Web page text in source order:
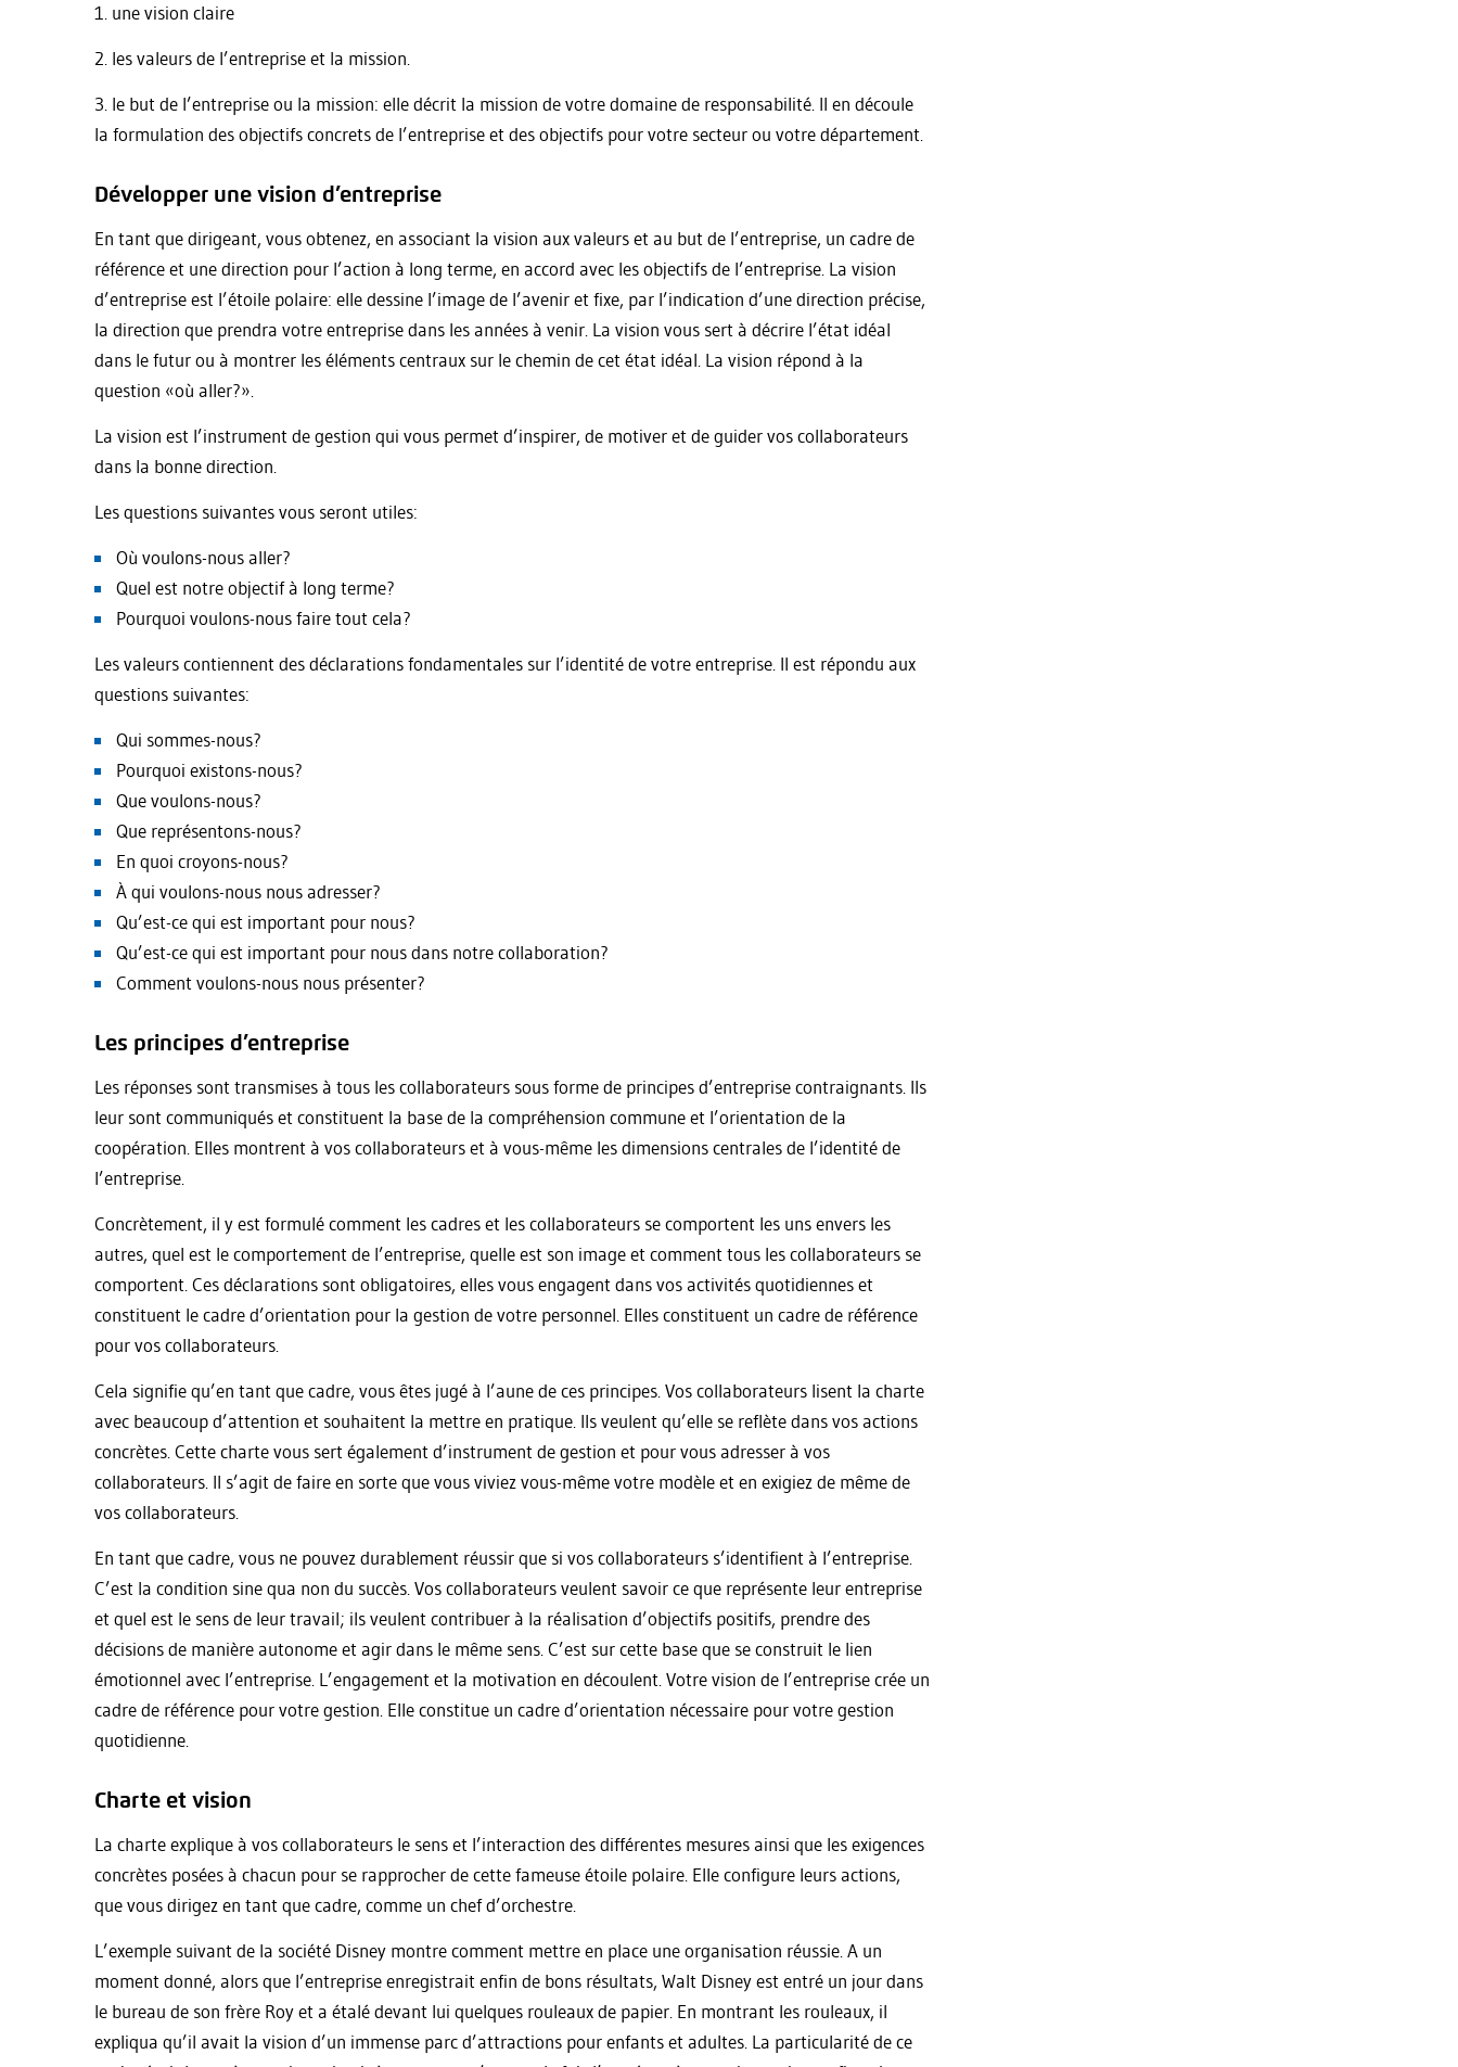
1. une vision claire
2. les valeurs de l’entreprise et la mission.
3. le but de l’entreprise ou la mission: elle décrit la mission de votre domaine de responsabilité. Il en découle
la formulation des objectifs concrets de l’entreprise et des objectifs pour votre secteur ou votre département.
Développer une vision d’entreprise
En tant que dirigeant, vous obtenez, en associant la vision aux valeurs et au but de l’entreprise, un cadre de
référence et une direction pour l’action à long terme, en accord avec les objectifs de l’entreprise. La vision
d’entreprise est l’étoile polaire: elle dessine l’image de l’avenir et fixe, par l’indication d’une direction précise,
la direction que prendra votre entreprise dans les années à venir. La vision vous sert à décrire l’état idéal
dans le futur ou à montrer les éléments centraux sur le chemin de cet état idéal. La vision répond à la
question «où aller?».
La vision est l’instrument de gestion qui vous permet d’inspirer, de motiver et de guider vos collaborateurs
dans la bonne direction.
Les questions suivantes vous seront utiles:
Où voulons-nous aller?
Quel est notre objectif à long terme?
Pourquoi voulons-nous faire tout cela?
Les valeurs contiennent des déclarations fondamentales sur l’identité de votre entreprise. Il est répondu aux
questions suivantes:
Qui sommes-nous?
Pourquoi existons-nous?
Que voulons-nous?
Que représentons-nous?
En quoi croyons-nous?
À qui voulons-nous nous adresser?
Qu’est-ce qui est important pour nous?
Qu’est-ce qui est important pour nous dans notre collaboration?
Comment voulons-nous nous présenter?
Les principes d’entreprise
Les réponses sont transmises à tous les collaborateurs sous forme de principes d’entreprise contraignants. Ils
leur sont communiqués et constituent la base de la compréhension commune et l’orientation de la
coopération. Elles montrent à vos collaborateurs et à vous-même les dimensions centrales de l’identité de
l’entreprise.
Concrètement, il y est formulé comment les cadres et les collaborateurs se comportent les uns envers les
autres, quel est le comportement de l’entreprise, quelle est son image et comment tous les collaborateurs se
comportent. Ces déclarations sont obligatoires, elles vous engagent dans vos activités quotidiennes et
constituent le cadre d’orientation pour la gestion de votre personnel. Elles constituent un cadre de référence
pour vos collaborateurs.
Cela signifie qu’en tant que cadre, vous êtes jugé à l’aune de ces principes. Vos collaborateurs lisent la charte
avec beaucoup d’attention et souhaitent la mettre en pratique. Ils veulent qu’elle se reflète dans vos actions
concrètes. Cette charte vous sert également d’instrument de gestion et pour vous adresser à vos
collaborateurs. Il s’agit de faire en sorte que vous viviez vous-même votre modèle et en exigiez de même de
vos collaborateurs.
En tant que cadre, vous ne pouvez durablement réussir que si vos collaborateurs s’identifient à l’entreprise.
C’est la condition sine qua non du succès. Vos collaborateurs veulent savoir ce que représente leur entreprise
et quel est le sens de leur travail; ils veulent contribuer à la réalisation d’objectifs positifs, prendre des
décisions de manière autonome et agir dans le même sens. C’est sur cette base que se construit le lien
émotionnel avec l’entreprise. L’engagement et la motivation en découlent. Votre vision de l’entreprise crée un
cadre de référence pour votre gestion. Elle constitue un cadre d’orientation nécessaire pour votre gestion
quotidienne.
Charte et vision
La charte explique à vos collaborateurs le sens et l’interaction des différentes mesures ainsi que les exigences
concrètes posées à chacun pour se rapprocher de cette fameuse étoile polaire. Elle configure leurs actions,
que vous dirigez en tant que cadre, comme un chef d’orchestre.
L’exemple suivant de la société Disney montre comment mettre en place une organisation réussie. A un
moment donné, alors que l’entreprise enregistrait enfin de bons résultats, Walt Disney est entré un jour dans
le bureau de son frère Roy et a étalé devant lui quelques rouleaux de papier. En montrant les rouleaux, il
expliqua qu’il avait la vision d’un immense parc d’attractions pour enfants et adultes. La particularité de ce